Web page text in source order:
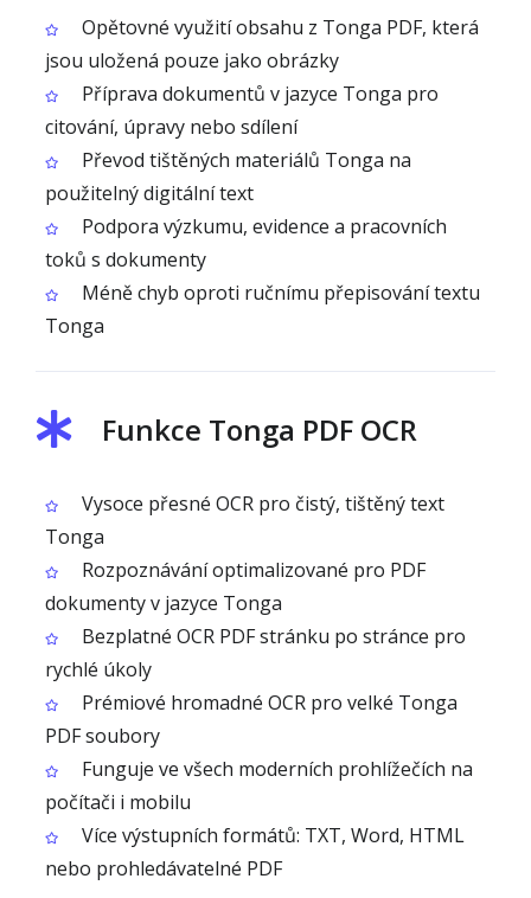
Opětovné využití obsahu z Tonga PDF, která
jsou uložená pouze jako obrázky
Příprava dokumentů v jazyce Tonga pro
citování, úpravy nebo sdílení
Převod tištěných materiálů Tonga na
použitelný digitální text
Podpora výzkumu, evidence a pracovních
toků s dokumenty
Méně chyb oproti ručnímu přepisování textu
Tonga
Funkce Tonga PDF OCR
Vysoce přesné OCR pro čistý, tištěný text
Tonga
Rozpoznávání optimalizované pro PDF
dokumenty v jazyce Tonga
Bezplatné OCR PDF stránku po stránce pro
rychlé úkoly
Prémiové hromadné OCR pro velké Tonga
PDF soubory
Funguje ve všech moderních prohlížečích na
počítači i mobilu
Více výstupních formátů: TXT, Word, HTML
nebo prohledávatelné PDF